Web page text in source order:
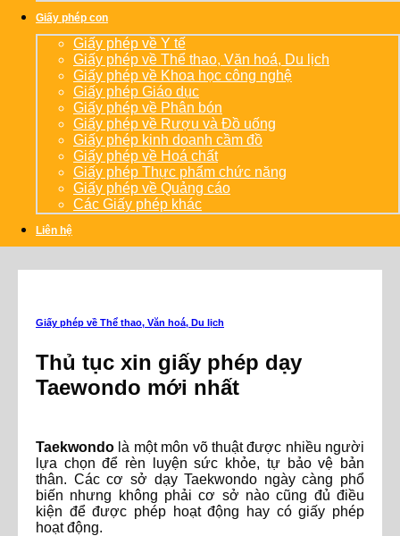
Giấy phép con
Giấy phép về Y tế
Giấy phép về Thể thao, Văn hoá, Du lịch
Giấy phép về Khoa học công nghệ
Giấy phép Giáo dục
Giấy phép về Phân bón
Giấy phép về Rượu và Đồ uống
Giấy phép kinh doanh cầm đồ
Giấy phép về Hoá chất
Giấy phép Thực phẩm chức năng
Giấy phép về Quảng cáo
Các Giấy phép khác
Liên hệ
Giấy phép về Thể thao, Văn hoá, Du lịch
Thủ tục xin giấy phép dạy
Taewondo mới nhất
Taekwondo là một môn võ thuật được nhiều người
lựa chọn để rèn luyện sức khỏe, tự bảo vệ bản
thân. Các cơ sở dạy Taekwondo ngày càng phổ
biến nhưng không phải cơ sở nào cũng đủ điều
kiện để được phép hoạt động hay có giấy phép
hoạt động.